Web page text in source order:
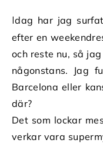
Idag har jag surfat omkring på internet och kollat
efter en
och reste nu, så
någonstans. Jag
Barcelona eller
där?
Det som lockar
verkar vara